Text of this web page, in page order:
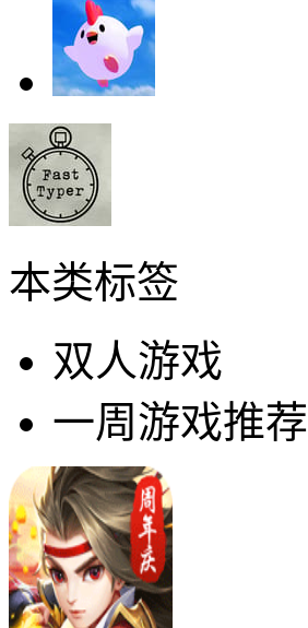
本类标签
双人游戏
一周游戏推荐